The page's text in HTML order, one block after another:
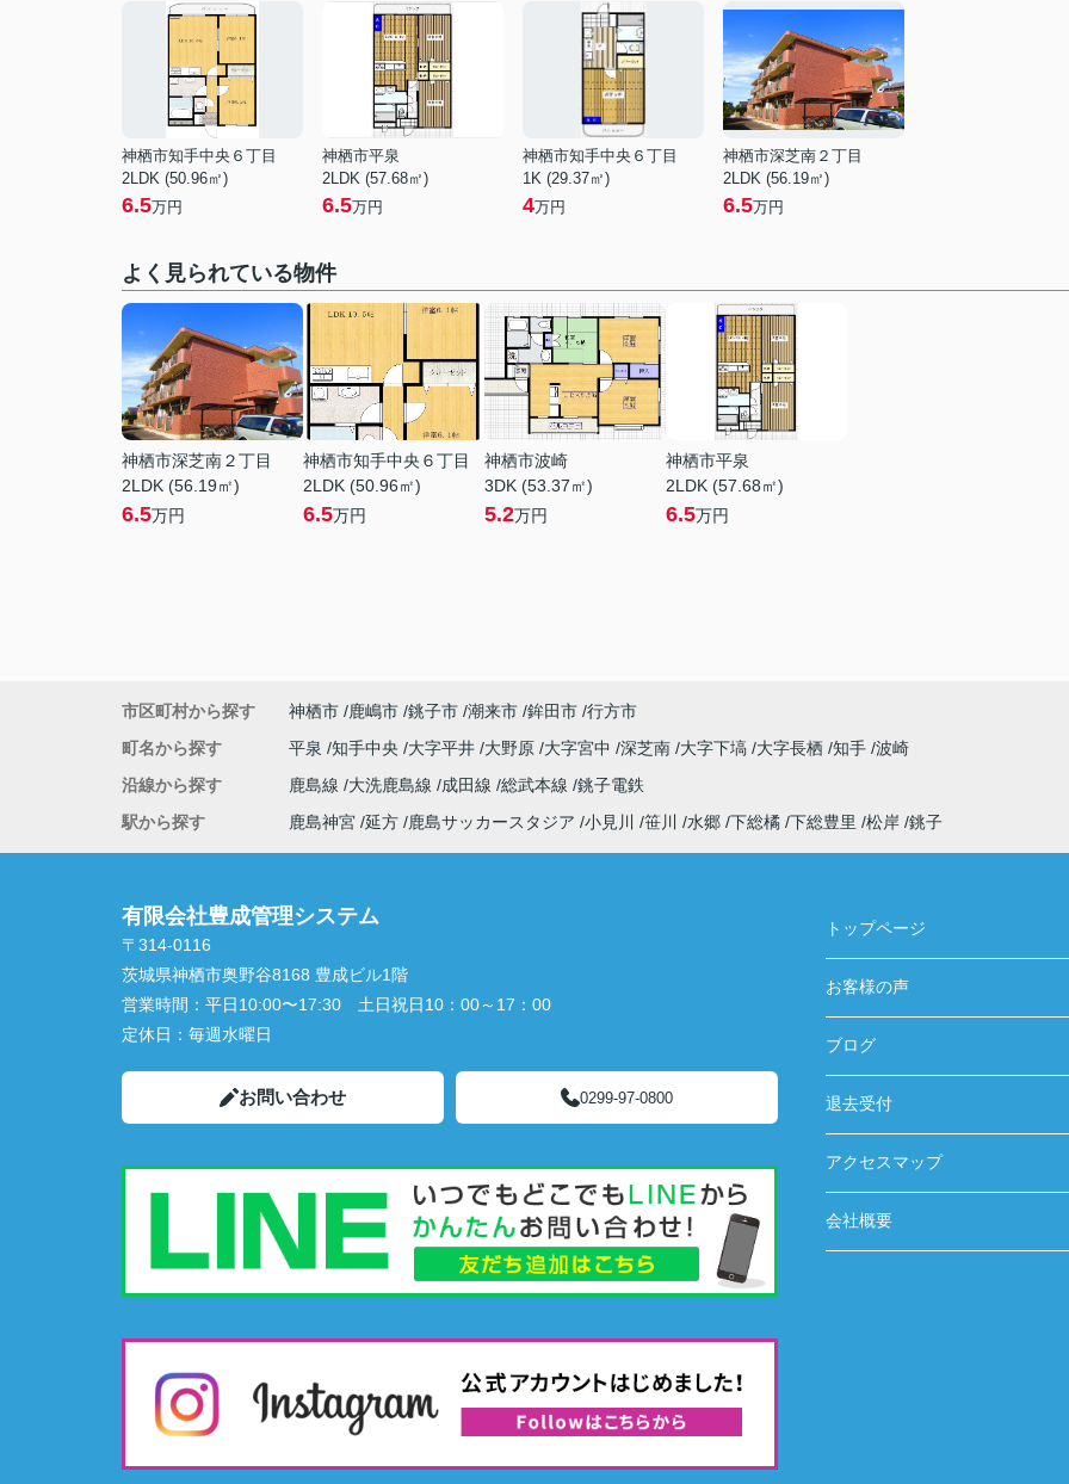
神栖市知手中央６丁目
2LDK (50.96㎡)
6.5万円
神栖市平泉
2LDK (57.68㎡)
6.5万円
神栖市知手中央６丁目
1K (29.37㎡)
4万円
神栖市深芝南２丁目
2LDK (56.19㎡)
6.5万円
よく見られている物件
神栖市深芝南２丁目
2LDK (56.19㎡)
6.5万円
神栖市知手中央６丁目
2LDK (50.96㎡)
6.5万円
神栖市波崎
3DK (53.37㎡)
5.2万円
神栖市平泉
2LDK (57.68㎡)
6.5万円
市区町村から探す 神栖市 鹿嶋市 銚子市 潮来市 鉾田市 行方市
町名から探す
平泉 知手中央 大字平井 大野原 大字宮中 深芝南 大字下塙 大字長栖 知手 波崎
沿線から探す
鹿島線 大洗鹿島線 成田線 総武本線 銚子電鉄
駅から探す
鹿島神宮 延方 鹿島サッカースタジア 小見川 笹川 水郷 下総橘 下総豊里 松岸 銚子
有限会社豊成管理システム
〒314-0116
茨城県神栖市奥野谷8168 豊成ビル1階
営業時間： 平日10:00〜17:30 土日祝日10：00～17：00
定休日： 毎週水曜日
お問い合わせ 0299-97-0800
トップページ
お客様の声
ブログ
退去受付
アクセスマップ
会社概要